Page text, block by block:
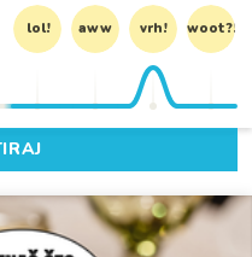
lol! aww vrh! woot?!